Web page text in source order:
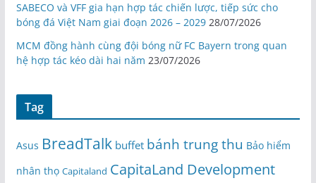
SABECO và VFF gia hạn hợp tác chiến lược, tiếp sức cho
bóng đá Việt Nam giai đoạn 2026 – 2029 28/07/2026
MCM đồng hành cùng đội bóng nữ FC Bayern trong quan
hệ hợp tác kéo dài hai năm 23/07/2026
Tag
Asus BreadTalk buffet bánh trung thu Bảo hiểm
nhân thọ Capitaland CapitaLand Development